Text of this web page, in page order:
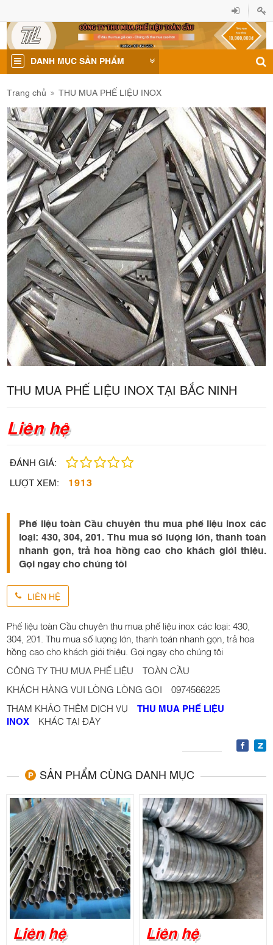
DANH MỤC SẢN PHẨM
Trang chủ THU MUA PHẾ LIỆU INOX
THU MUA PHẾ LIỆU INOX TẠI BẮC NINH
Liên hệ
ĐÁNH GIÁ:
LƯỢT XEM:
1913
Phế liệu toàn Cầu chuyên thu mua phế liệu inox các
loại: 430, 304, 201. Thu mua số lượng lớn, thanh toán
nhanh gọn, trả hoa hồng cao cho khách giới thiệu.
Gọi ngay cho chúng tôi
LIÊN HỆ
Phế liệu toàn Cầu chuyên thu mua phế liệu inox các loại: 430,
304, 201. Thu mua số lượng lớn, thanh toán nhanh gọn, trả hoa
hồng cao cho khách giới thiệu. Gọi ngay cho chúng tôi
CÔNG TY THU MUA PHẾ LIỆU TOÀN CẦU
KHÁCH HÀNG VUI LÒNG LÒNG GỌI0974566225
THAM KHẢO THÊM DỊCH VỤTHU MUA PHẾ LIỆU
INOX KHÁC TẠI ĐÂY
SẢN PHẨM CÙNG DANH MỤC
Liên hệ Liên hệ